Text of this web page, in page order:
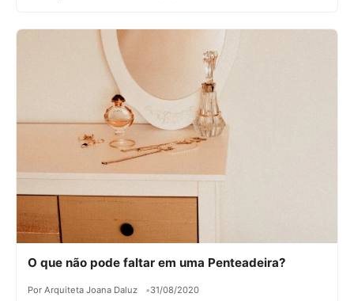
O que não pode faltar em uma Penteadeira?
Por Arquiteta Joana Daluz 31/08/2020